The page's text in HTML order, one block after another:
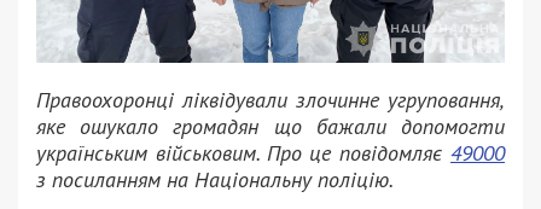
Правоохоронці ліквідували злочинне угруповання,
яке ошукало громадян що бажали допомогти
українським військовим. Про це повідомляє 49000
з посиланням на Національну поліцію.